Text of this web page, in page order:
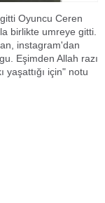
Oyuncu Ceren
birlikte umreye gitti.
instagram'dan
Eşimden Allah razı
için" notu